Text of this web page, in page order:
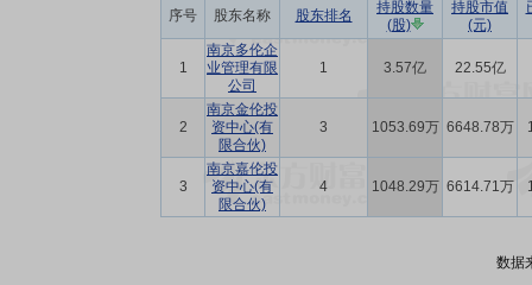
序号 股东名称 股东排名
持股数量
(股)
持股市值
(元)
1
南京多伦企
业管理有限
公司
1 3.57亿 22.55亿
2
南京金伦投
资中心(有
限合伙)
3 1053.69万 6648.78万
3
南京嘉伦投
资中心(有
限合伙)
4 1048.29万 6614.71万
数据